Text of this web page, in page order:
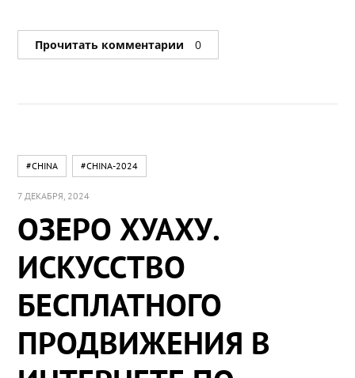
Прочитать комментарии 0
#CHINA #CHINA-2024
7 ДЕКАБРЯ, 2024
ОЗЕРО ХУАХУ.
ИСКУССТВО
БЕСПЛАТНОГО
ПРОДВИЖЕНИЯ В